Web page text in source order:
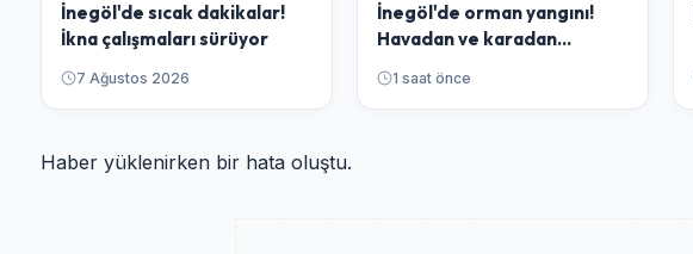
İnegöl'de sıcak dakikalar!
İkna çalışmaları sürüyor
7 Ağustos 2026
İnegöl'de orman yangını!
Havadan ve karadan
müdahale ediliyor
1 saat önce
Haber yüklenirken bir hata oluştu.